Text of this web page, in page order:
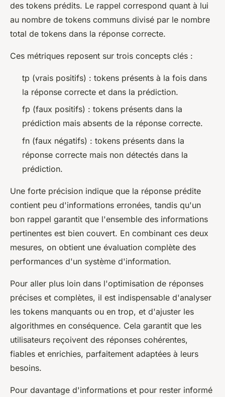
des tokens prédits. Le rappel correspond quant à lui
au nombre de tokens communs divisé par le nombre
total de tokens dans la réponse correcte.
Ces métriques reposent sur trois concepts clés :
tp (vrais positifs) : tokens présents à la fois dans
la réponse correcte et dans la prédiction.
fp (faux positifs) : tokens présents dans la
prédiction mais absents de la réponse correcte.
fn (faux négatifs) : tokens présents dans la
réponse correcte mais non détectés dans la
prédiction.
Une forte précision indique que la réponse prédite
contient peu d'informations erronées, tandis qu'un
bon rappel garantit que l'ensemble des informations
pertinentes est bien couvert. En combinant ces deux
mesures, on obtient une évaluation complète des
performances d'un système d'information.
Pour aller plus loin dans l'optimisation de réponses
précises et complètes, il est indispensable d'analyser
les tokens manquants ou en trop, et d'ajuster les
algorithmes en conséquence. Cela garantit que les
utilisateurs reçoivent des réponses cohérentes,
fiables et enrichies, parfaitement adaptées à leurs
besoins.
Pour davantage d'informations et pour rester informé